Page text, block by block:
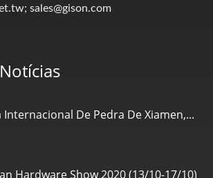
sales@gison.com
Internacional De Pedra De Xiamen,...
Hardware Show 2020 (13/10-17/10)